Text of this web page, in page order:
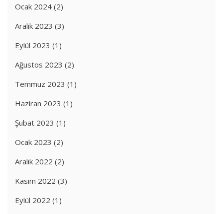
Ocak 2024 (2)
Aralık 2023 (3)
Eylül 2023 (1)
Ağustos 2023 (2)
Temmuz 2023 (1)
Haziran 2023 (1)
Şubat 2023 (1)
Ocak 2023 (2)
Aralık 2022 (2)
Kasım 2022 (3)
Eylül 2022 (1)